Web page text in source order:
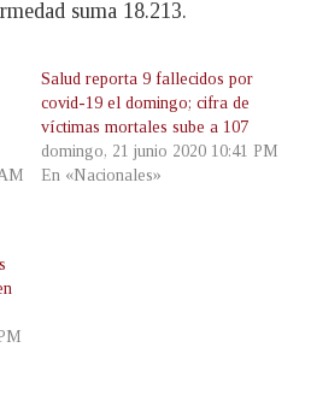
suma 18.213.
Salud reporta 9 fallecidos por
covid-19 el domingo; cifra de
víctimas mortales sube a 107
domingo, 21 junio 2020 10:41 PM
En «Nacionales»